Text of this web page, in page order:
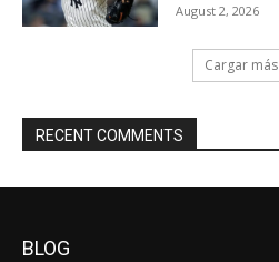
August 2, 2026
Cargar más
RECENT COMMENTS
BLOG